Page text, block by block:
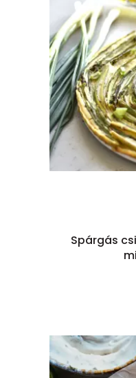
Spárgás